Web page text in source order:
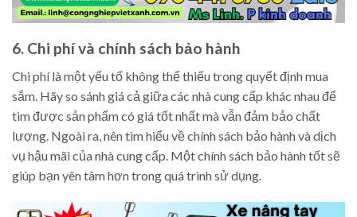
6. Chi phí và chính sách bảo hành
Chi phí là một yếu tố không thể thiếu trong quyết định mua
sắm. Hãy so sánh giá cả giữa các nhà cung cấp khác nhau để
tìm được sản phẩm có giá tốt nhất mà vẫn đảm bảo chất
lượng. Ngoài ra, nên tìm hiểu về chính sách bảo hành và dịch
vụ hậu mãi của nhà cung cấp. Một chính sách bảo hành tốt sẽ
giúp bạn yên tâm hơn trong quá trình sử dụng.